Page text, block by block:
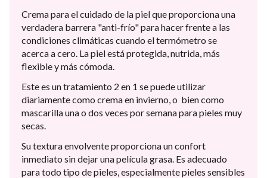
Crema para el cuidado de la piel que proporciona una
verdadera barrera "anti-frío" para hacer frente a las
condiciones climáticas cuando el termómetro se
acerca a cero. La piel está protegida, nutrida, más
flexible y más cómoda.
Este es un tratamiento 2 en 1 se puede utilizar
diariamente como crema en invierno, o bien como
mascarilla una o dos veces por semana para pieles muy
secas.
Su textura envolvente proporciona un confort
inmediato sin dejar una película grasa. Es adecuado
para todo tipo de pieles, especialmente pieles sensibles